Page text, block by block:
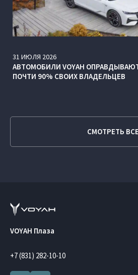
31 ИЮЛЯ 2026
АВТОМОБИЛИ VOYAH
ПОЧТИ 90% СВОИХ ВЛАДЕЛЬЦЕВ
СМОТРЕТЬ ВСЕ
VOYAH Плаза
+7 (831) 282-10-10